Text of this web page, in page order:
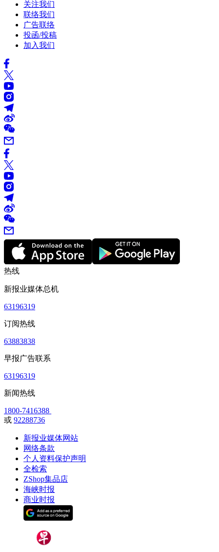
关注我们
联络我们
广告联络
投函/投稿
加入我们
热线
新报业媒体总机
63196319
订阅热线
63883838
早报广告联系
63196319
新闻热线
1800-7416388
或 92288736
新报业媒体网站
网络条款
个人资料保护声明
全检索
ZShop集品店
海峡时报
商业时报